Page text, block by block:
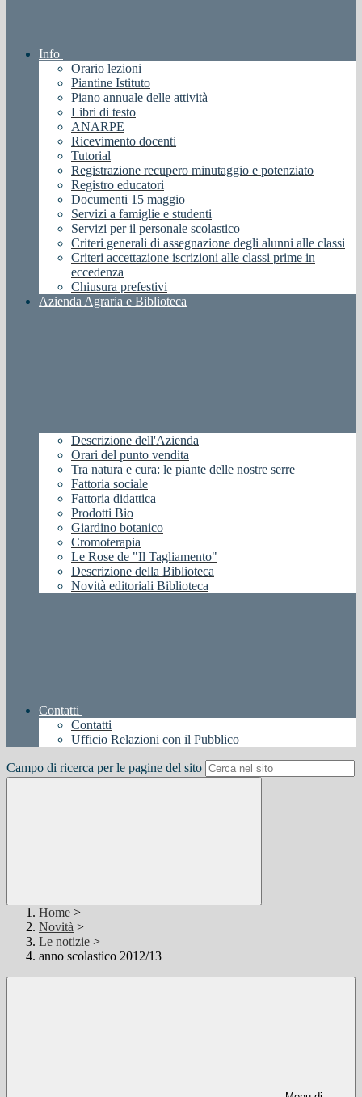
Info
Orario lezioni
Piantine Istituto
Piano annuale delle attività
Libri di testo
ANARPE
Ricevimento docenti
Tutorial
Registrazione recupero minutaggio e potenziato
Registro educatori
Documenti 15 maggio
Servizi a famiglie e studenti
Servizi per il personale scolastico
Criteri generali di assegnazione degli alunni alle classi
Criteri accettazione iscrizioni alle classi prime in
eccedenza
Chiusura prefestivi
Azienda Agraria e Biblioteca
Descrizione dell'Azienda
Orari del punto vendita
Tra natura e cura: le piante delle nostre serre
Fattoria sociale
Fattoria didattica
Prodotti Bio
Giardino botanico
Cromoterapia
Le Rose de "Il Tagliamento"
Descrizione della Biblioteca
Novità editoriali Biblioteca
Contatti
Contatti
Ufficio Relazioni con il Pubblico
Campo di ricerca per le pagine del sito
Home >
Novità >
Le notizie >
anno scolastico 2012/13